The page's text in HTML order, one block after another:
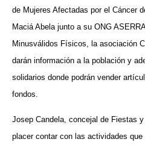
de Mujeres Afectadas por el Cáncer
Maciá Abela junto a su ONG
Minusválidos Físicos, la asociación
darán información a la población y
solidarios donde podrán vender
fondos.
Josep Candela, concejal de Fiestas
placer contar con las actividades